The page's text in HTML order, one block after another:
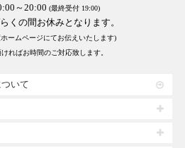
～20:00 (最終受付 19:00)
くの間お休みとなります。
ームページにてお伝えいたします)
ればお時間のご対応致します。
いて